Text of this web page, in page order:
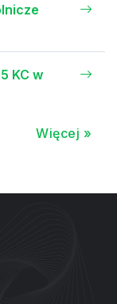
KC w
Więcej »